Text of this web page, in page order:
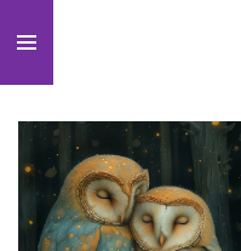
direct
naar
de
hoofdinhoud